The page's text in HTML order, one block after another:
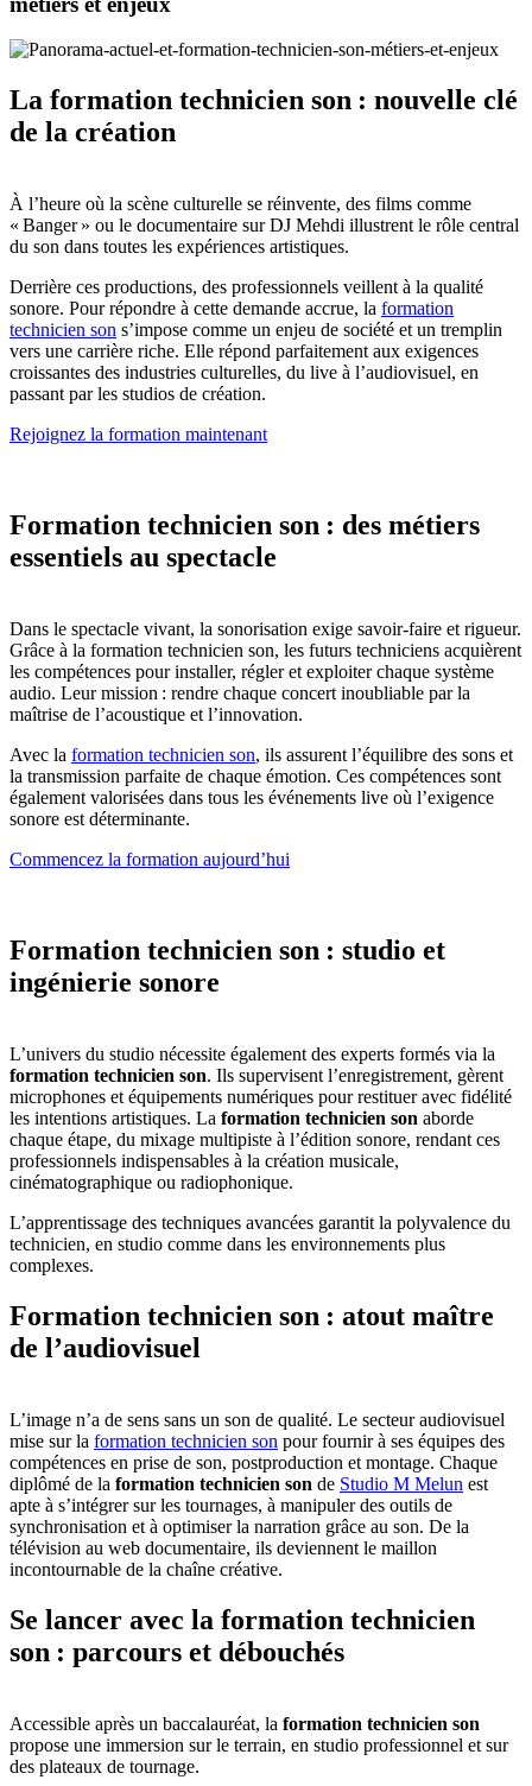
La formation technicien son : nouvelle clé
de la création
À l’heure où la scène culturelle se réinvente, des films comme
« Banger » ou le documentaire sur DJ Mehdi illustrent le rôle central
du son dans toutes les expériences artistiques.
Derrière ces productions, des professionnels veillent à la qualité
sonore. Pour répondre à cette demande accrue, la formation
technicien son s’impose comme un enjeu de société et un tremplin
vers une carrière riche. Elle répond parfaitement aux exigences
croissantes des industries culturelles, du live à l’audiovisuel, en
passant par les studios de création.
Rejoignez la formation maintenant
Formation technicien son : des métiers
essentiels au spectacle
Dans le spectacle vivant, la sonorisation exige savoir-faire et rigueur.
Grâce à la formation technicien son, les futurs techniciens acquièrent
les compétences pour installer, régler et exploiter chaque système
audio. Leur mission : rendre chaque concert inoubliable par la
maîtrise de l’acoustique et l’innovation.
Avec la formation technicien son, ils assurent l’équilibre des sons et
la transmission parfaite de chaque émotion. Ces compétences sont
également valorisées dans tous les événements live où l’exigence
sonore est déterminante.
Commencez la formation aujourd’hui
Formation technicien son : studio et
ingénierie sonore
L’univers du studio nécessite également des experts formés via la
formation technicien son. Ils supervisent l’enregistrement, gèrent
microphones et équipements numériques pour restituer avec fidélité
les intentions artistiques. La formation technicien son aborde
chaque étape, du mixage multipiste à l’édition sonore, rendant ces
professionnels indispensables à la création musicale,
cinématographique ou radiophonique.
L’apprentissage des techniques avancées garantit la polyvalence du
technicien, en studio comme dans les environnements plus
complexes.
Formation technicien son : atout maître
de l’audiovisuel
L’image n’a de sens sans un son de qualité. Le secteur audiovisuel
mise sur la formation technicien son pour fournir à ses équipes des
compétences en prise de son, postproduction et montage. Chaque
diplômé de la formation technicien son de Studio M Melun est
apte à s’intégrer sur les tournages, à manipuler des outils de
synchronisation et à optimiser la narration grâce au son. De la
télévision au web documentaire, ils deviennent le maillon
incontournable de la chaîne créative.
Se lancer avec la formation technicien
son : parcours et débouchés
Accessible après un baccalauréat, la formation technicien son
propose une immersion sur le terrain, en studio professionnel et sur
des plateaux de tournage.